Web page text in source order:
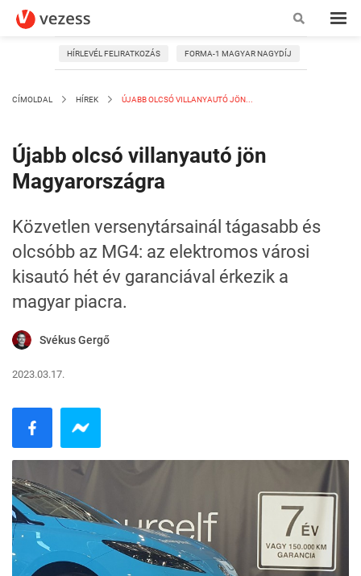
HÍRLEVÉL FELIRATKOZÁS FORMA-1 MAGYAR NAGYDÍJ
CÍMOLDAL HÍREK ÚJABB OLCSÓ VILLANYAUTÓ JÖN...
Újabb olcsó villanyautó jön
Magyarországra
Közvetlen versenytársainál tágasabb és
olcsóbb az MG4: az elektromos városi
kisautó hét év garanciával érkezik a
magyar piacra.
Svékus Gergő
2023.03.17.